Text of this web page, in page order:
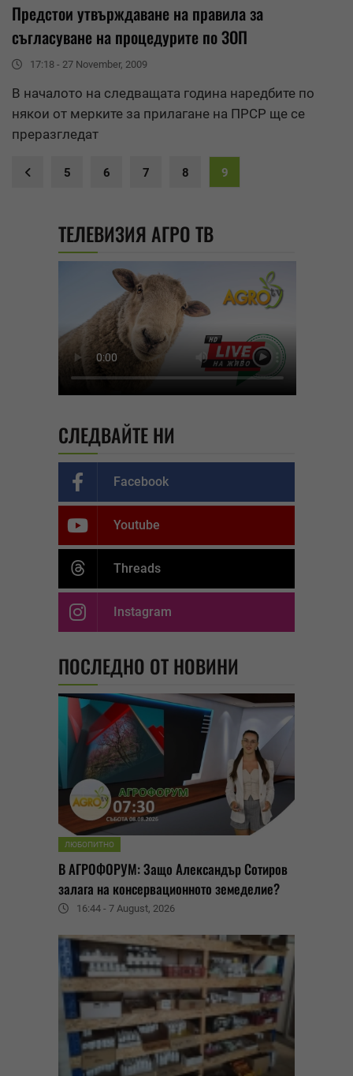
Предстои утвърждаване на правила за
съгласуване на процедурите по ЗОП
17:18 - 27 November, 2009
В началото на следващата година наредбите по
някои от мерките за прилагане на ПРСР ще се
преразгледат
5 6 7 8 9
ТЕЛЕВИЗИЯ АГРО ТВ
СЛЕДВАЙТЕ НИ
Facebook
Youtube
Threads
Instagram
ПОСЛЕДНО ОТ НОВИНИ
ЛЮБОПИТНО
В АГРОФОРУМ: Защо Александър Сотиров
залага на консервационното земеделие?
16:44 - 7 August, 2026